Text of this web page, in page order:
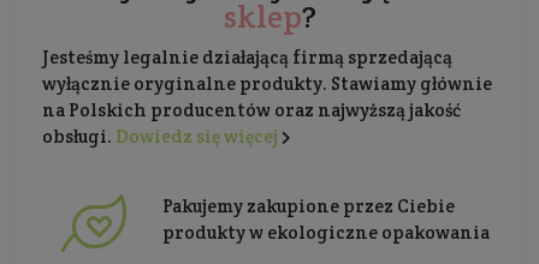
sklep?
Jesteśmy legalnie działającą firmą sprzedającą
wyłącznie oryginalne produkty. Stawiamy głównie
na Polskich producentów oraz najwyższą jakość
obsługi. Dowiedz się więcej
Pakujemy zakupione przez Ciebie
produkty w ekologiczne opakowania